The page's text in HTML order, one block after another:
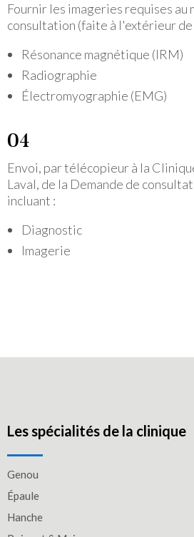
Fournir les imageries requises au
consultation (faite à l'extérieur de
Résonance magnétique (IRM)
Radiographie
Électromyographie (EMG)
Envoi, par télécopieur à la
Laval, de la Demande de
incluant :
Diagnostic
Imagerie
Les spécialités de la clinique
Genou
Épaule
Hanche